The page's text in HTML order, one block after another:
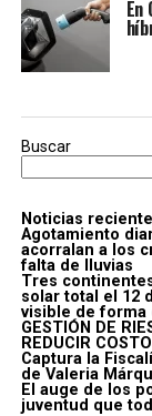
En
Buscar
Noticias
Agotamiento
acorralan a los
falta de lluvias
Tres
solar total el 12
visible de forma
GESTIÓN DE
REDUCIR
Captura la
de Valeria
El auge de los
juventud que